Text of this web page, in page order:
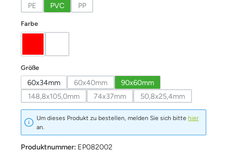
PE(Diese Option ist zurzeit nicht verfügbar.)
PVC PP(Diese Option ist zurzeit nicht verfügbar.)
Farbeauswählen
Größeauswählen
60x34mm 60x40mm(Diese Option ist zurzeit nicht verfügbar.)
90x60mm
148,8x105,0mm(Diese Option ist zurzeit nicht verfügbar.)
74x37mm(Diese Option ist zurzeit nicht verfügbar.)
50,8x25,4mm(Diese Option ist
Um dieses Produkt zu bestellen, melden Sie sich bittehier
an.
Produktnummer: EP082002